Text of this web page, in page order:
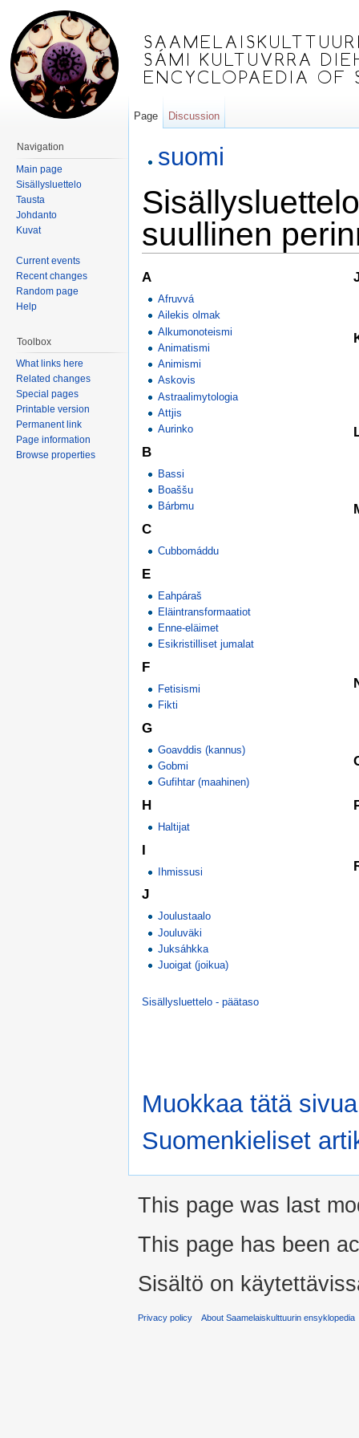
suomi
suullinen
A
Afruvvá
Ailekis olmak
Alkumonoteismi
Animatismi
Animismi
Askovis
Astraalimytologia
Attjis
Aurinko
B
Bassi
Boaššu
Bárbmu
C
Cubbomáddu
E
Eahpáraš
Eläintransformaatiot
Enne-eläimet
Esikristilliset jumalat
F
Fetisismi
Fikti
G
Goavddis (kannus)
Gobmi
Gufihtar (maahinen)
H
Haltijat
I
Ihmissusi
J
Joulustaalo
Jouluväki
Juksáhkka
Juoigat (joikua)
Sisällysluettelo - päätaso
Muokkaa tätä sivua
Suomenkieliset
Page Discussion
Navigation
Main page
Sisällysluettelo
Tausta
Johdanto
Kuvat
Current events
Recent changes
Random page
Help
Toolbox
What links here
Related changes
Special pages
Printable version
Permanent link
Page information
Browse properties
This page was last
This page has been
Sisältö on
Privacy policy About Saamelaiskulttuurin ensyklopedia